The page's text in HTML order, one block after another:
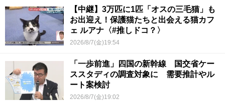
【中継】3万匹に1匹「オスの三毛猫」も
お出迎え！保護猫たちと出会える猫カフ
ェ ルアナ〈#推しドコ？〉
2026/8/7(金)19:54
「一歩前進」四国の新幹線 国交省ケー
ススタディの調査対象に 需要推計やル
ート案検討
2026/8/7(金)19:02